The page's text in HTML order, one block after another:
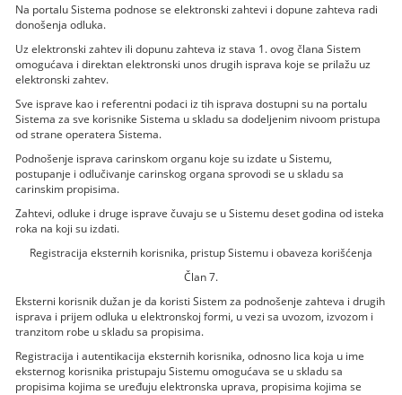
Na portalu Sistema podnose se elektronski zahtevi i dopune zahteva radi
donošenja odluka.
Uz elektronski zahtev ili dopunu zahteva iz stava 1. ovog člana Sistem
omogućava i direktan elektronski unos drugih isprava koje se prilažu uz
elektronski zahtev.
Sve isprave kao i referentni podaci iz tih isprava dostupni su na portalu
Sistema za sve korisnike Sistema u skladu sa dodeljenim nivoom pristupa
od strane operatera Sistema.
Podnošenje isprava carinskom organu koje su izdate u Sistemu,
postupanje i odlučivanje carinskog organa sprovodi se u skladu sa
carinskim propisima.
Zahtevi, odluke i druge isprave čuvaju se u Sistemu deset godina od isteka
roka na koji su izdati.
Registracija eksternih korisnika, pristup Sistemu i obaveza korišćenja
Član 7.
Eksterni korisnik dužan je da koristi Sistem za podnošenje zahteva i drugih
isprava i prijem odluka u elektronskoj formi, u vezi sa uvozom, izvozom i
tranzitom robe u skladu sa propisima.
Registracija i autentikacija eksternih korisnika, odnosno lica koja u ime
eksternog korisnika pristupaju Sistemu omogućava se u skladu sa
propisima kojima se uređuju elektronska uprava, propisima kojima se